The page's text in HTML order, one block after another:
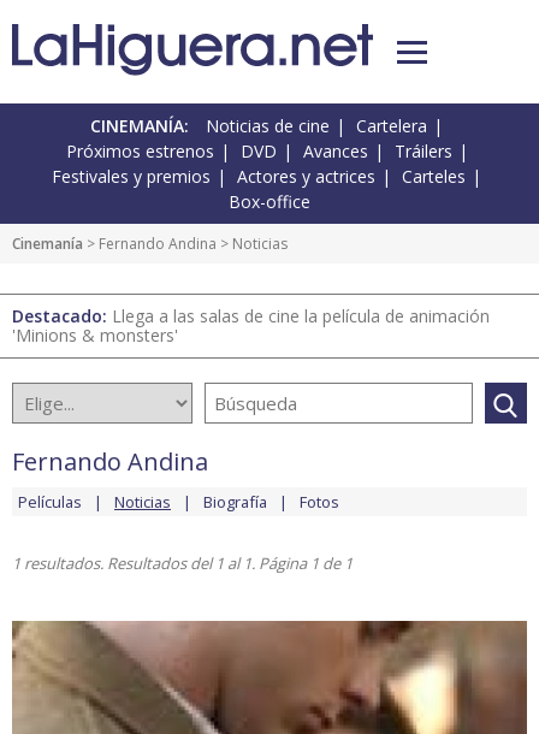
CINEMANÍA: Noticias de cine
Cartelera
Próximos estrenos
DVD Avances
Tráilers
Festivales y premios
Actores y actrices
Carteles
Box-office
Cinemanía > Fernando Andina > Noticias
Destacado: Llega a las salas de cine la película de animación
'Minions & monsters'
Fernando Andina
Películas Noticias Biografía Fotos
1 resultados. Resultados del 1 al 1. Página 1 de 1